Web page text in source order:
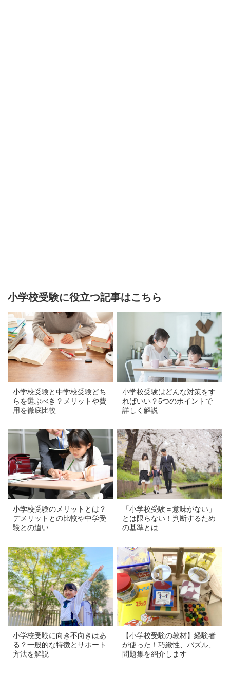
小学校受験に役立つ記事はこちら
小学校受験と中学校受験どち
らを選ぶべき？メリットや費
用を徹底比較
a
小学校受験はどんな対策をす
ればいい？5つのポイントで
詳しく解説
小学校受験のメリットとは？
デメリットとの比較や中学受
験との違い
a
「小学校受験＝意味がない」
とは限らない！判断するため
の基準とは
小学校受験に向き不向きはあ
る？一般的な特徴とサポート
方法を解説
a
【小学校受験の教材】経験者
が使った！巧緻性、パズル、
問題集を紹介します